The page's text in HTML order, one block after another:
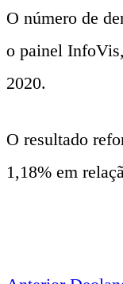
O número de
o painel
2020.
O resultado
1,18% em